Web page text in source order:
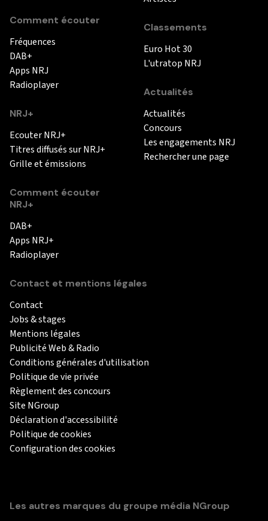
Comment écouter
Fréquences
DAB+
Apps NRJ
Radioplayer
NRJ+
Ecouter NRJ+
Titres diffusés sur NRJ+
Grille et émissions
Comment écouter
NRJ+
DAB+
Apps NRJ+
Radioplayer
Classements
Euro Hot 30
L'utratop NRJ
Actualités
Actualités
Concours
Les engagements NRJ
Rechercher une page
Contact et mentions légales
Contact
Jobs & stages
Mentions légales
Publicité Web & Radio
Conditions générales d'utilisation
Politique de vie privée
Règlement des concours
Site NGroup
Déclaration d'accessibilité
Politique de cookies
Configuration des cookies
Les autres marques du groupe média NGroup